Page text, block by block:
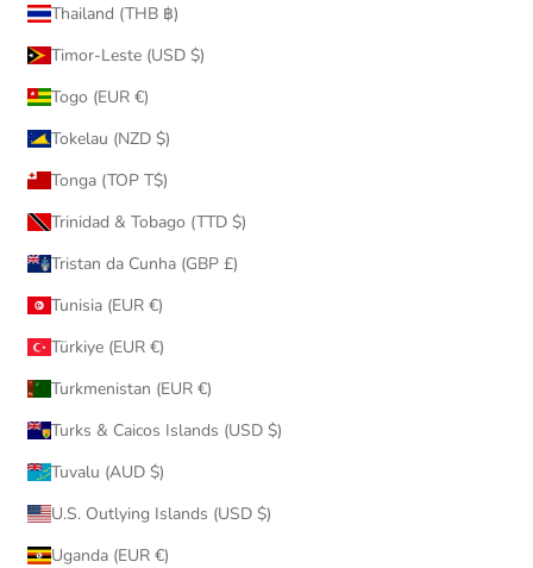
Thailand (THB ฿)
Timor-Leste (USD $)
Togo (EUR €)
Tokelau (NZD $)
Tonga (TOP T$)
Trinidad & Tobago (TTD $)
Tristan da Cunha (GBP £)
Tunisia (EUR €)
Türkiye (EUR €)
Turkmenistan (EUR €)
Turks & Caicos Islands (USD $)
Tuvalu (AUD $)
U.S. Outlying Islands (USD $)
Uganda (EUR €)